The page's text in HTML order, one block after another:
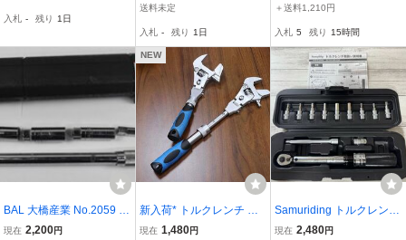
転可能 ケース付き 3/8 ト
-A38-A
入札 - 残り 1日
送料未定
入札 - 残り 1日
＋送料1,210円
入札 5 残り 15時間
BAL 大橋産業 No.2059 ト
ルクレンチ 30～180N m1
現在 2,200円
NEW
新入荷* トルクレンチ イ
ンチラチェット度調整可
現在 1,480円
Samuriding トルクレンチ
セット SIG-T103 1/4イン
現在 2,480円